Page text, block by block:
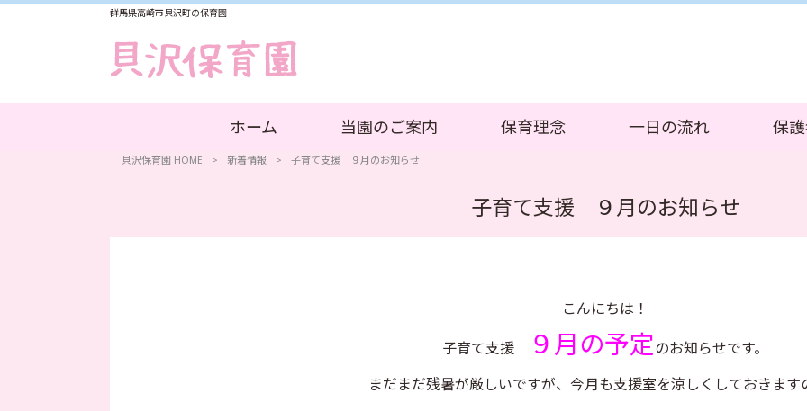
群馬県高崎市貝沢町の保育園
ホーム 当園のご案内 保育理念 一日の流れ 保
貝沢保育園 HOME > 新着情報 > 子育て支援 ９月のお知らせ
子育て支援 ９月のお知らせ
こんにちは！
子育て支援 ９月 の予定のお知らせです。
まだまだ残暑が厳しいですが、今月も支援室を涼しくしておきます